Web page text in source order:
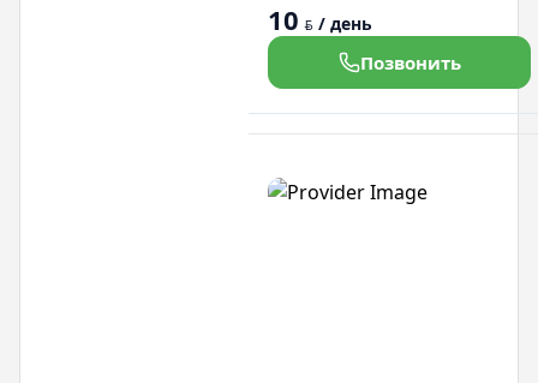
авто различных марок и
классов, грузовые
микроавтобусы всех размеров.
Демократичные цены.Гибкая
система скидок. Есть доста а.
Мы находимся в Дражне по
10 BYN / день
Позвонить